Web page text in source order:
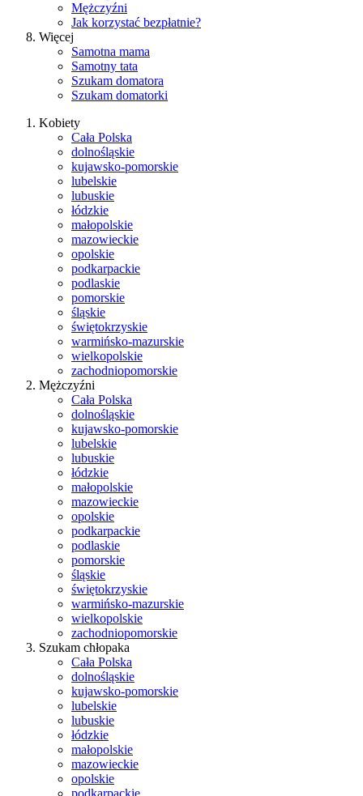
Mężczyźni
Jak korzystać bezpłatnie?
Więcej
Samotna mama
Samotny tata
Szukam domatora
Szukam domatorki
Kobiety
Cała Polska
dolnośląskie
kujawsko-pomorskie
lubelskie
lubuskie
łódzkie
małopolskie
mazowieckie
opolskie
podkarpackie
podlaskie
pomorskie
śląskie
świętokrzyskie
warmińsko-mazurskie
wielkopolskie
zachodniopomorskie
Mężczyźni
Cała Polska
dolnośląskie
kujawsko-pomorskie
lubelskie
lubuskie
łódzkie
małopolskie
mazowieckie
opolskie
podkarpackie
podlaskie
pomorskie
śląskie
świętokrzyskie
warmińsko-mazurskie
wielkopolskie
zachodniopomorskie
Szukam chłopaka
Cała Polska
dolnośląskie
kujawsko-pomorskie
lubelskie
lubuskie
łódzkie
małopolskie
mazowieckie
opolskie
podkarpackie